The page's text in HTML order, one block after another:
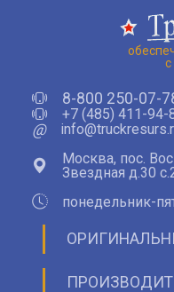
с
8-800 250-07-
+7 (485) 411-94-
@
Москва, пос.
Звездная д.30
понедельник-